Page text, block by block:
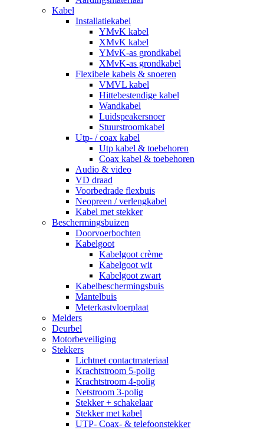
Kabel
Installatiekabel
YMvK kabel
XMvK kabel
YMvK-as grondkabel
XMvK-as grondkabel
Flexibele kabels & snoeren
VMVL kabel
Hittebestendige kabel
Wandkabel
Luidspeakersnoer
Stuurstroomkabel
Utp- / coax kabel
Utp kabel & toebehoren
Coax kabel & toebehoren
Audio & video
VD draad
Voorbedrade flexbuis
Neopreen / verlengkabel
Kabel met stekker
Beschermingsbuizen
Doorvoerbochten
Kabelgoot
Kabelgoot crème
Kabelgoot wit
Kabelgoot zwart
Kabelbeschermingsbuis
Mantelbuis
Meterkastvloerplaat
Melders
Deurbel
Motorbeveiliging
Stekkers
Lichtnet contactmateriaal
Krachtstroom 5-polig
Krachtstroom 4-polig
Netstroom 3-polig
Stekker + schakelaar
Stekker met kabel
UTP- Coax- & telefoonstekker